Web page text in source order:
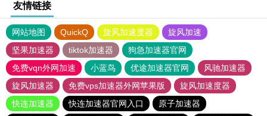
友情链接
网站地图 QuickQ 旋风加速度器
旋风加速
坚果加速器
tiktok加速器
狗急加速器官网
免费vqn外网加速
小蓝鸟 优途加速器官网
风驰加速器
旋风加速器
免费vps加速器外网苹果版
旋风加速度器
快连加速器
快连加速器官网入口
原子加速器